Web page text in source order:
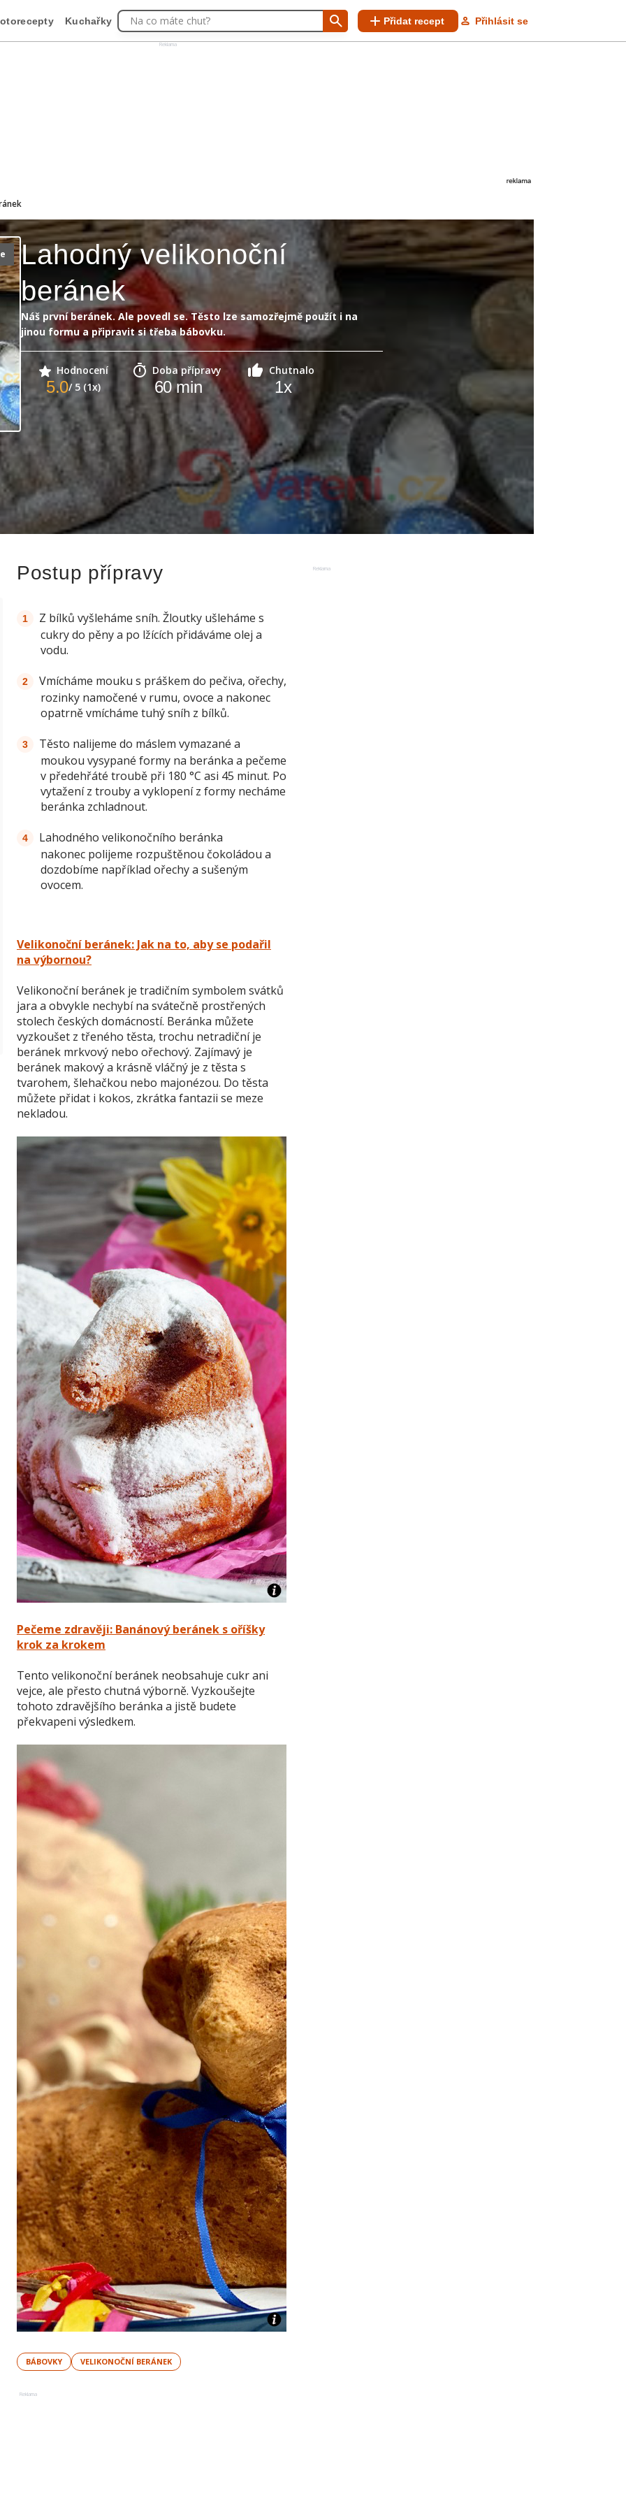
Reklama
Kuchařky Na co máte chuť? Přidat recept Přihlásit se
Lahodný velikonoční
beránek
Náš první beránek. Ale povedl se. Těsto lze samozřejmě použít i na
jinou formu a připravit si třeba bábovku.
Hodnocení
5.0/ 5 (1x)
Doba přípravy
60min
Chutnalo
1x
Reklama
Postup přípravy
Z bílků vyšleháme sníh. Žloutky ušleháme s
cukry do pěny a po lžících přidáváme olej a
vodu.
Vmícháme mouku s práškem do pečiva, ořechy,
rozinky namočené v rumu, ovoce a nakonec
opatrně vmícháme tuhý sníh z bílků.
Těsto nalijeme do máslem vymazané a
moukou vysypané formy na beránka a pečeme
v předehřáté troubě při 180 °C asi 45 minut. Po
vytažení z trouby a vyklopení z formy necháme
beránka zchladnout.
Lahodného velikonočního beránka
nakonec polijeme rozpuštěnou čokoládou a
dozdobíme například ořechy a sušeným
ovocem.
Velikonoční beránek: Jak na to, aby se podařil
na výbornou?
Velikonoční beránek je tradičním symbolem svátků
jara a obvykle nechybí na svátečně prostřených
stolech českých domácností. Beránka můžete
vyzkoušet z třeného těsta, trochu netradiční je
beránek mrkvový nebo ořechový. Zajímavý je
beránek makový a krásně vláčný je z těsta s
tvarohem, šlehačkou nebo majonézou. Do těsta
můžete přidat i kokos, zkrátka fantazii se meze
nekladou.
Pečeme zdravěji: Banánový beránek s oříšky
krok za krokem
Tento velikonoční beránek neobsahuje cukr ani
vejce, ale přesto chutná výborně. Vyzkoušejte
tohoto zdravějšího beránka a jistě budete
překvapeni výsledkem.
BÁBOVKY VELIKONOČNÍ BERÁNEK
Reklama